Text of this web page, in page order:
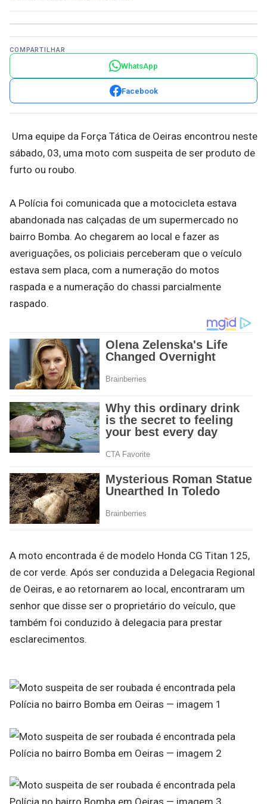
COMPARTILHAR
WhatsApp
Facebook
Uma equipe da Força Tática de Oeiras encontrou neste
sábado, 03, uma moto com suspeita de ser produto de
furto ou roubo.
A Polícia foi comunicada que a motocicleta estava
abandonada nas calçadas de um supermercado no
bairro Bomba. Ao chegarem ao local e fazer as
averiguações, os policiais perceberam que o veículo
estava sem placa, com a numeração do motos
raspada e a numeração do chassi parcialmente
raspado.
A moto encontrada é de modelo Honda CG Titan 125,
de cor verde. Após ser conduzida a Delegacia Regional
de Oeiras, e ao retornarem ao local, encontraram um
senhor que disse ser o proprietário do veículo, que
também foi conduzido à delegacia para prestar
esclarecimentos.